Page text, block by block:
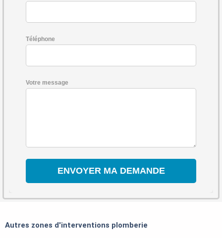
Téléphone
Votre message
Autres zones d'interventions plomberie